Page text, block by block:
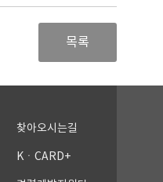
목록
찾아오시는길
KㆍCARD+